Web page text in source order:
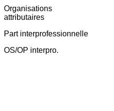
Organisations
attributaires
Part interprofessionnelle
OS/OP interpro.